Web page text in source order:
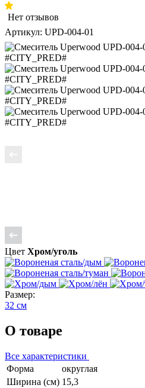
Нет отзывов
Артикул: UPD-004-01
Цвет Хром/уголь
Размер:
32 см
О товаре
Все характеристики
Форма
округлая
Ширина (см) 15,3